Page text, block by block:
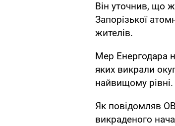
Він уточнив, що
Запорізької
жителів.
Мер Енергодара
яких викрали
найвищому рівні.
Як повідомляв
викраденого